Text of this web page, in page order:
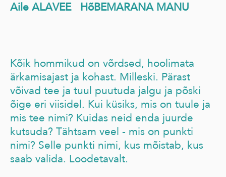
Aile ALAVEE HõBEMARANA MANU
Kõik hommikud on võrdsed, hoolimata
ärkamisajast ja kohast. Milleski. Pärast
võivad tee ja tuul puutuda jalgu ja põski
õige eri viisidel. Kui küsiks, mis on tuule ja
mis tee nimi? Kuidas neid enda juurde
kutsuda? Tähtsam veel - mis on punkti
nimi? Selle punkti nimi, kus mõistab, kus
saab valida. Loodetavalt.